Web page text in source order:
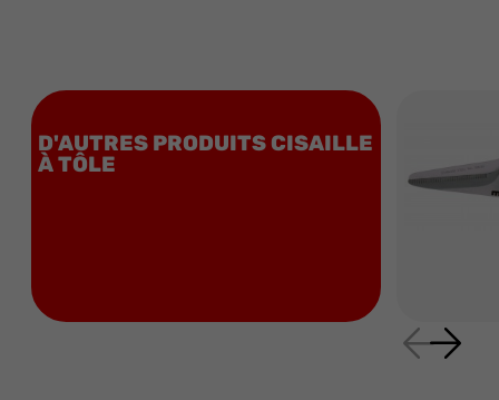
D'AUTRES PRODUITS CISAILLE
À TÔLE